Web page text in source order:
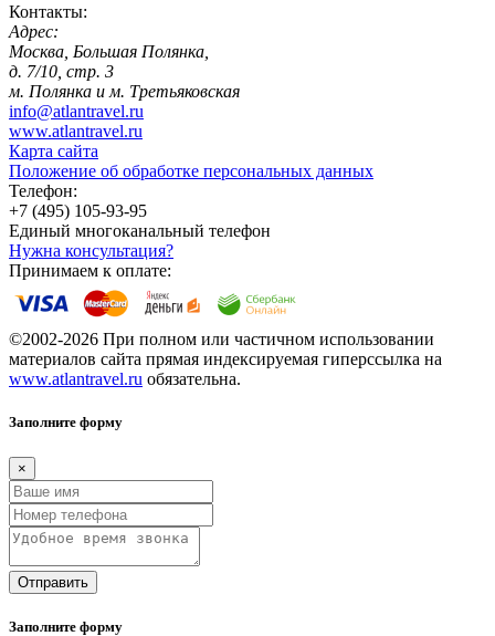
Контакты:
Адрес:
Москва, Большая Полянка,
д. 7/10, стр. 3
м. Полянка и м. Третьяковская
info@atlantravel.ru
www.atlantravel.ru
Карта сайта
Положение об обработке персональных данных
Телефон:
+7 (495) 105-93-95
Единый многоканальный телефон
Нужна консультация?
Принимаем к оплате:
©2002-2026 При полном или частичном использовании
материалов сайта прямая индексируемая гиперссылка на
www.atlantravel.ru обязательна.
Заполните форму
×
Отправить
Заполните форму